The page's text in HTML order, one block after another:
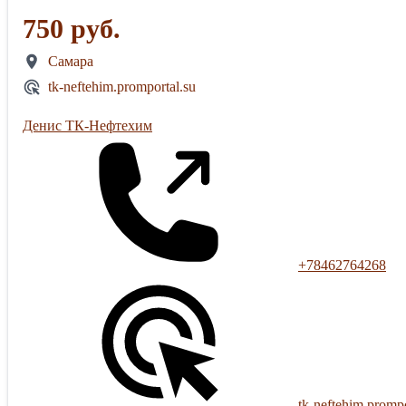
750 руб.
Самара
tk-neftehim.promportal.su
Денис ТК-Нефтехим
+78462764268